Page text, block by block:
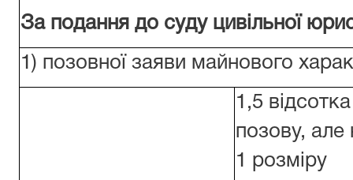
За подання до суду цивільної
1) позовної заяви майнового
1,5
позову,
1 розміру